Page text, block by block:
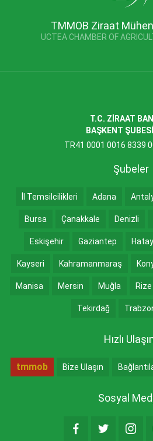
TMMOB Ziraat
UCTEA CHAMBER OF
T.C. ZİRAAT
BAŞKENT
TR41 0001 0016 8339
Şubeler
İl Temsilcilikleri Adana
Bursa Çanakkale Denizli
Eskişehir Gaziantep Hatay
Kayseri Kahramanmaraş
Manisa Mersin Muğla Rize
Tekirdağ
Hızlı
tmmob Bize Ulaşın
Sosyal